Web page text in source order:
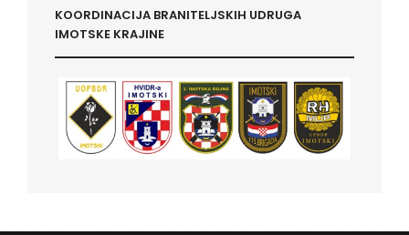
KOORDINACIJA BRANITELJSKIH UDRUGA
IMOTSKE KRAJINE